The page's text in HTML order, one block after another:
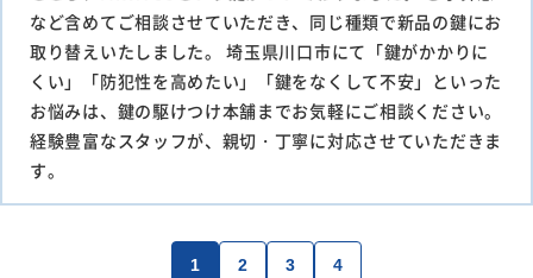
など含めてご相談させていただき、同じ種類で新品の鍵にお
取り替えいたしました。 埼玉県川口市にて「鍵がかかりに
くい」「防犯性を高めたい」「鍵をなくして不安」といった
お悩みは、鍵の駆けつけ本舗までお気軽にご相談ください。
経験豊富なスタッフが、親切・丁寧に対応させていただきま
す。
1 2 3 4